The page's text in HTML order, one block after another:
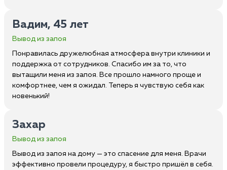
Вадим, 45 лет
Вывод из запоя
Понравилась дружелюбная атмосфера внутри клиники и
поддержка от сотрудников. Спасибо им за то, что
вытащили меня из запоя. Все прошло намного проще и
комфортнее, чем я ожидал. Теперь я чувствую себя как
новенький!
Захар
Вывод из запоя
Вывод из запоя на дому — это спасение для меня. Врачи
эффективно провели процедуру, я быстро пришёл в себя.